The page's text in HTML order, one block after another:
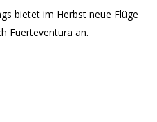
bietet im Herbst neue Flüge
Fuerteventura an.